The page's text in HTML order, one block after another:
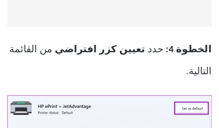
الخطوة 4: حدد تعيين كزر افتراضي من القائمة
التالية.